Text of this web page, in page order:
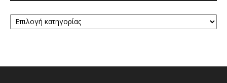
Κατηγορίες